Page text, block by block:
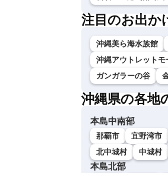
注目のお出か
沖縄美ら海水族館
沖縄アウトレット
ガンガラーの谷
沖縄県の各地
本島中南部
那覇市 宜野湾市
北中城村
中城村
本島北部